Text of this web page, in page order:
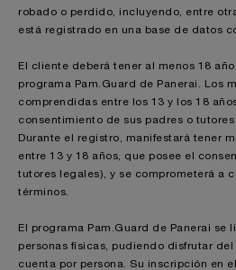
robado o perdido, incluyendo, entre
está registrado en una base de datos
El cliente deberá tener al menos 18
programa Pam.Guard de Panerai. Los
comprendidas entre los 13 y los 18
consentimiento de sus padres o
Durante el registro, manifestará tener
entre 13 y 18 años, que posee el
tutores legales), y se comprometerá a
términos.
El programa Pam.Guard de Panerai se
personas físicas, pudiendo disfrutar
cuenta por persona. Su inscripción en